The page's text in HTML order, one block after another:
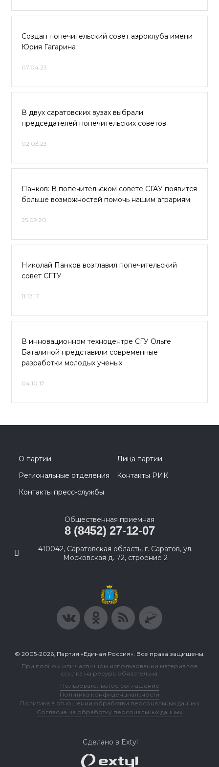
Создан попечительский совет аэроклуба имени
Юрия Гагарина
07.04.23
В двух саратовских вузах выбрали
председателей попечительских советов
02.03.23
Панков: В попечительском совете СГАУ появится
больше возможностей помочь нашим аграриям
25.09.20
Николай Панков возглавил попечительский
совет СГТУ
11.12.17
В инновационном техноцентре СГУ Ольге
Баталиной представили современные
разработки молодых ученых
04.10.17
О партии
Лица партии
Региональные отделения
Контакты РИК
Контакты пресс-службы
Общественная приемная
8 (8452) 27-12-07
410042, Саратовская область, г. Саратов, ул.
Московская д. 72, строение 2
© 2005-2026, Партия «Единая Россия». Все права защищены.
При полном или частичном использовании материалов
ссылка на ресурс обязательна.
Пользовательское соглашение
Политика конфиденциальности
Политика в отношении обработки персональных данных
Согласие на обработку персональных данных
Сделано в Extyl